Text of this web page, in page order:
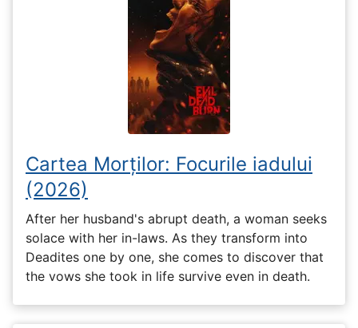
Cartea Morților: Focurile iadului
(2026)
After her husband's abrupt death, a woman seeks
solace with her in-laws. As they transform into
Deadites one by one, she comes to discover that
the vows she took in life survive even in death.